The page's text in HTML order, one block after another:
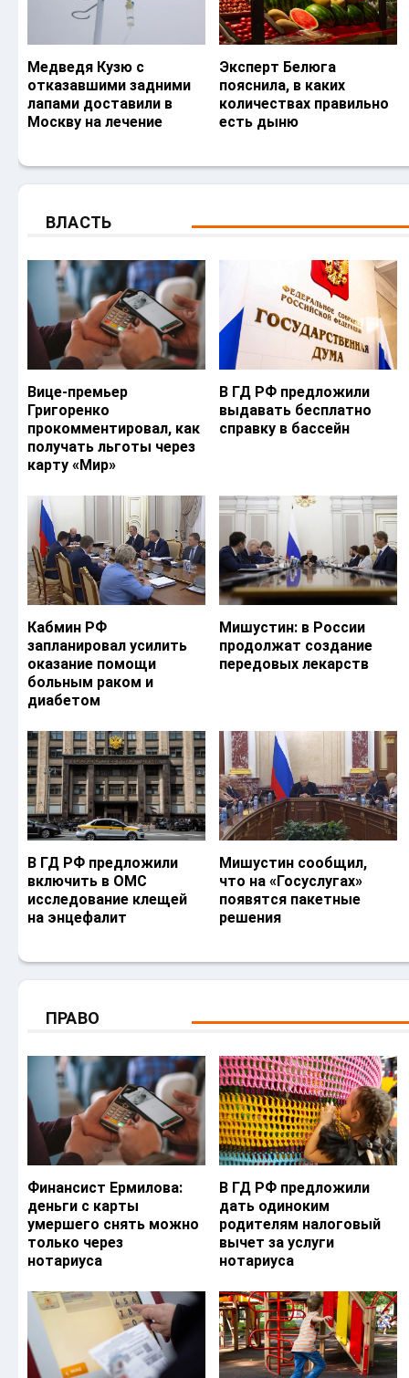
Медведя Кузю с
отказавшими задними
лапами доставили в
Москву на лечение
Эксперт Белюга
пояснила, в каких
количествах правильно
есть дыню
ВЛАСТЬ
Вице-премьер
Григоренко
прокомментировал, как
получать льготы через
карту «Мир»
В ГД РФ предложили
выдавать бесплатно
справку в бассейн
Кабмин РФ
запланировал усилить
оказание помощи
больным раком и
диабетом
Мишустин: в России
продолжат создание
передовых лекарств
В ГД РФ предложили
включить в ОМС
исследование клещей
на энцефалит
Мишустин сообщил,
что на «Госуслугах»
появятся пакетные
решения
ПРАВО
Финансист Ермилова:
деньги с карты
умершего снять можно
только через
нотариуса
В ГД РФ предложили
дать одиноким
родителям налоговый
вычет за услуги
нотариуса